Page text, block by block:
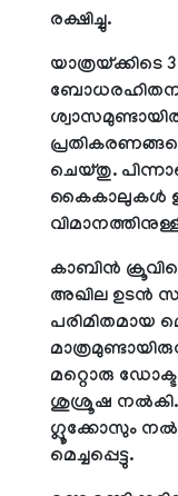
രക്ഷിച്ചു.
യാത്രയ്ക്കിടെ
ചെയ്തു.
കൈകാലുകള്‍
കാബിന്‍
അഖില ഉടന്‍
പരിമിതമായ
മറ്റൊരു
ശുശ്രൂഷ
ഗ്ലൂക്കോസും
മെച്ചപ്പെട്ടു.